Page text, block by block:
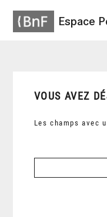
Espace
VOUS AVEZ
Les champs avec